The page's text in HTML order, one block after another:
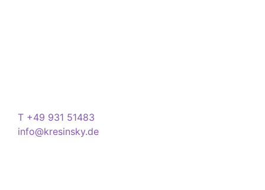
T +49 931 51483
info@kresinsky.de